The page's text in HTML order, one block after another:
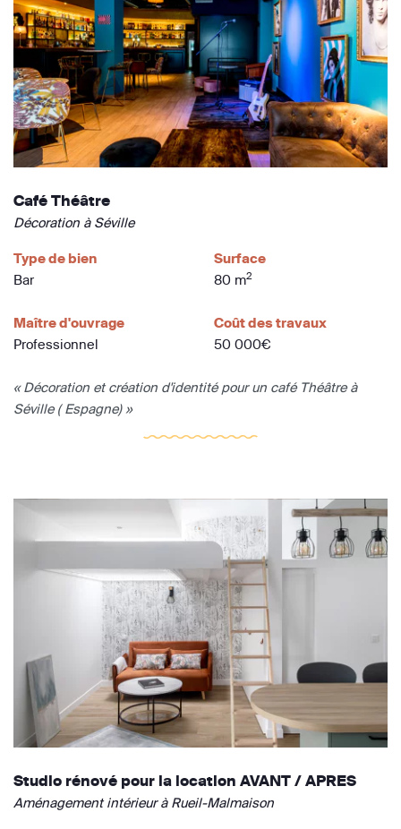
Café Théâtre
Décoration à Séville
Type de bien
Bar
Surface
80 m2
Maître d'ouvrage
Professionnel
Coût des travaux
50 000€
« Décoration et création d'identité pour un café Théâtre à
Séville ( Espagne) »
Studio rénové pour la location AVANT / APRES
Aménagement intérieur à Rueil-Malmaison